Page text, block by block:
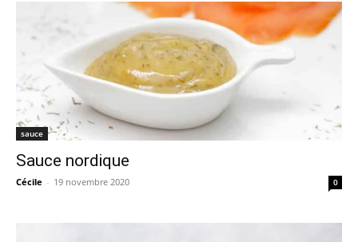
sauce
Sauce nordique
Cécile - 19 novembre 2020 0